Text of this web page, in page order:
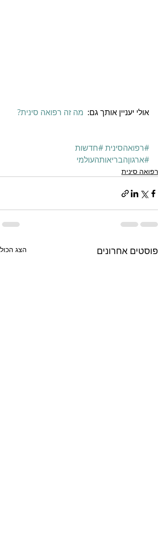
אולי יעניין אותך גם: מה זה רפואה סינית?
#רפואהסינית#חדשות
#ארגוןהבריאותהעולמי
רפואה סינית
פוסטים אחרונים הצג הכול